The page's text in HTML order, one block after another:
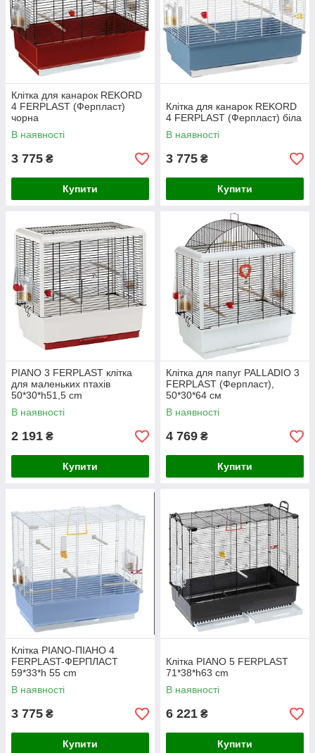
Клітка для канарок REKORD
4 FERPLAST (Ферпласт)
чорна
В наявності
3 775 ₴
Купити
Клітка для канарок REKORD
4 FERPLAST (Ферпласт) біла
В наявності
3 775 ₴
Купити
PIANO 3 FERPLAST клітка
для маленьких птахів
50*30*h51,5 cm
В наявності
2 191 ₴
Купити
Клітка для папуг PALLADIO 3
FERPLAST (Ферпласт),
50*30*64 см
В наявності
4 769 ₴
Купити
Клітка PIANO-ПІАНО 4
FERPLAST-ФЕРПЛАСТ
59*33*h 55 cm
В наявності
3 775 ₴
Купити
Клітка PIANO 5 FERPLAST
71*38*h63 cm
В наявності
6 221 ₴
Купити